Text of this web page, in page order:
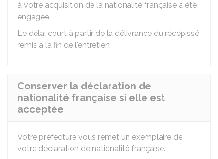
à votre acquisition de la nationalité française a été
engagée.
Le délai court à partir de la délivrance du récépissé
remis à la fin de l'entretien.
Conserver la déclaration de
nationalité française si elle est
acceptée
Votre préfecture vous remet un exemplaire de
votre déclaration de nationalité française.